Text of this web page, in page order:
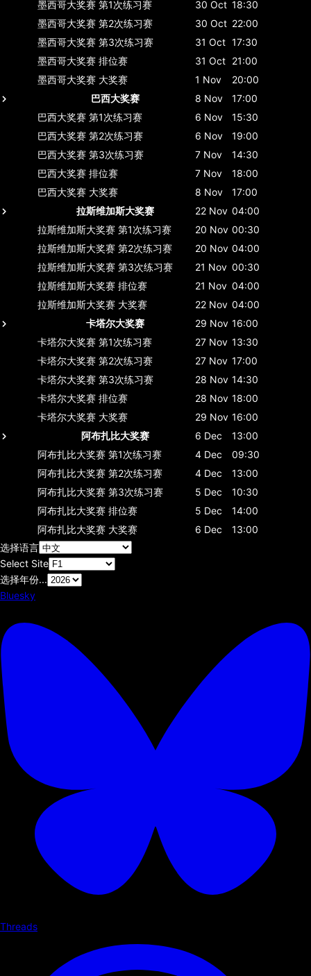
墨西哥大奖赛 第1次练习赛 30 Oct 18:30
墨西哥大奖赛 第2次练习赛 30 Oct 22:00
墨西哥大奖赛 第3次练习赛 31 Oct 17:30
墨西哥大奖赛 排位赛 31 Oct 21:00
墨西哥大奖赛 大奖赛 1 Nov
20:00
巴西大奖赛
8 Nov
17:00
巴西大奖赛 第1次练习赛 6 Nov
15:30
巴西大奖赛 第2次练习赛 6 Nov
19:00
巴西大奖赛 第3次练习赛 7 Nov
14:30
巴西大奖赛 排位赛 7 Nov
18:00
巴西大奖赛 大奖赛 8 Nov
17:00
拉斯维加斯大奖赛
22 Nov 04:00
拉斯维加斯大奖赛 第1次练习赛 20 Nov 00:30
拉斯维加斯大奖赛 第2次练习赛 20 Nov 04:00
拉斯维加斯大奖赛 第3次练习赛 21 Nov 00:30
拉斯维加斯大奖赛 排位赛 21 Nov 04:00
拉斯维加斯大奖赛 大奖赛 22 Nov 04:00
卡塔尔大奖赛
29 Nov 16:00
卡塔尔大奖赛 第1次练习赛 27 Nov 13:30
卡塔尔大奖赛 第2次练习赛 27 Nov 17:00
卡塔尔大奖赛 第3次练习赛 28 Nov 14:30
卡塔尔大奖赛 排位赛 28 Nov 18:00
卡塔尔大奖赛 大奖赛 29 Nov 16:00
阿布扎比大奖赛
6 Dec
13:00
阿布扎比大奖赛 第1次练习赛 4 Dec
09:30
阿布扎比大奖赛 第2次练习赛 4 Dec
13:00
阿布扎比大奖赛 第3次练习赛 5 Dec
10:30
阿布扎比大奖赛 排位赛 5 Dec
14:00
阿布扎比大奖赛 大奖赛 6 Dec
13:00
选择语言
Select Site
选择年份...
Bluesky
Threads